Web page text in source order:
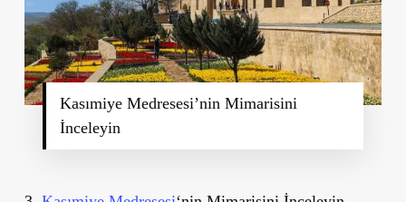
Kasımiye Medresesi’nin Mimarisini
İnceleyin